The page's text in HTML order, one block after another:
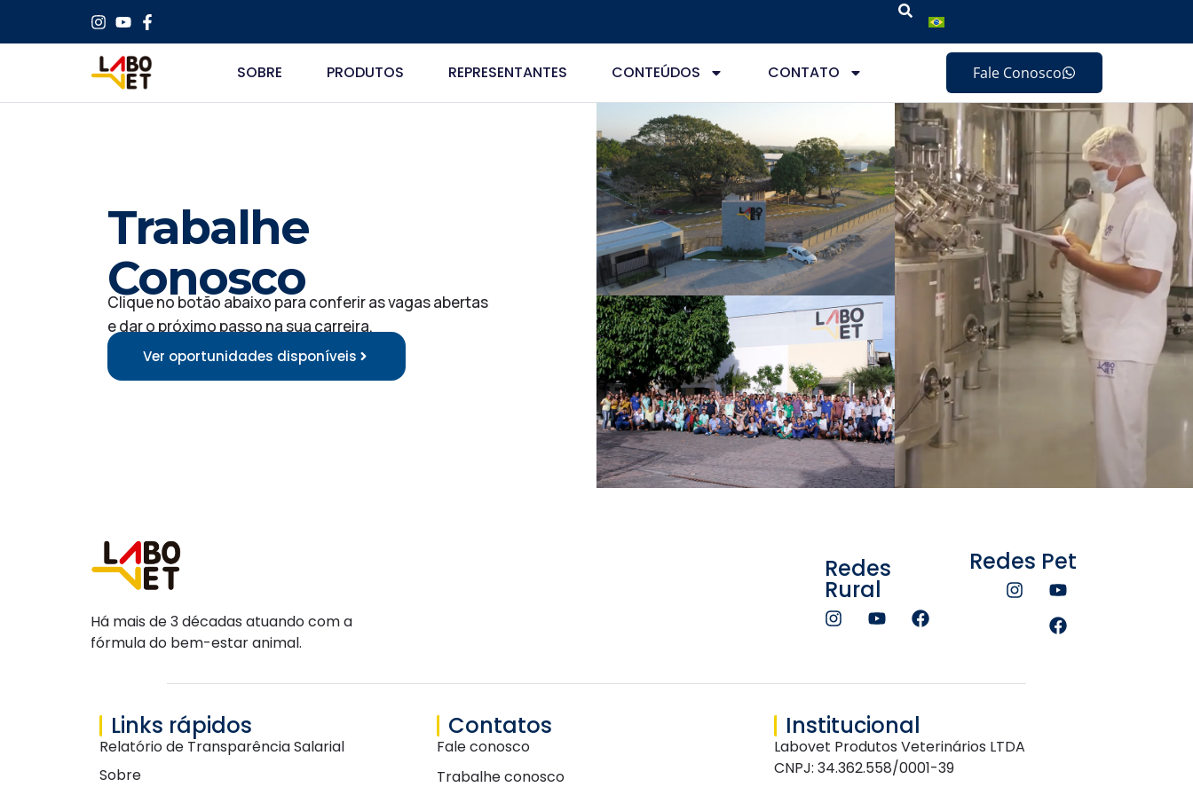
SOBRE PRODUTOS REPRESENTANTES CONTEÚDOS CONTATO Fale Conosco
Trabalhe
Conosco
Clique no botão abaixo para conferir as vagas abertas
e dar o próximo passo na sua carreira.
Ver oportunidades disponíveis
Há mais de 3 décadas atuando com a
fórmula do bem-estar animal.
Redes
Rural
Redes Pet
Links rápidos
Relatório de Transparência Salarial
Sobre
Contatos
Fale conosco
Trabalhe conosco
Institucional
Labovet Produtos Veterinários LTDA
CNPJ: 34.362.558/0001-39